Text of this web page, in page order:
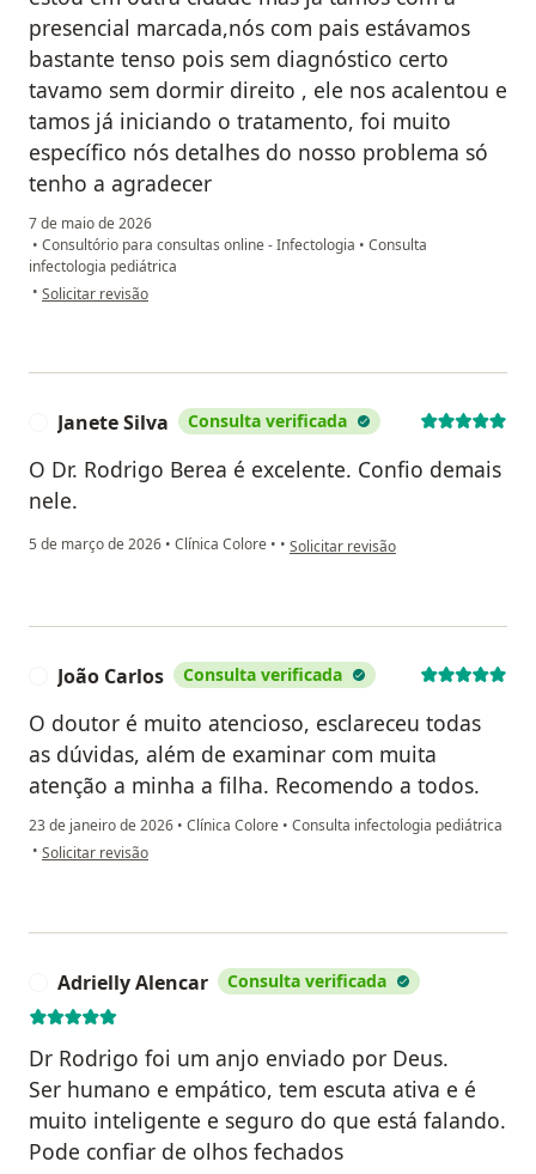
presencial marcada,nós com pais estávamos
bastante tenso pois sem diagnóstico certo
tavamo sem dormir direito , ele nos acalentou e
tamos já iniciando o tratamento, foi muito
específico nós detalhes do nosso problema só
tenho a agradecer
7 de maio de 2026
• Consultório para consultas online - Infectologia • Consulta
infectologia pediátrica
• na opinião do utilizador Tamires Farias
Solicitar revisão
Janete Silva Consulta verificada
O Dr. Rodrigo Berea é excelente. Confio demais
nele.
5 de março de 2026 • Clínica Colore • • na opinião do utilizador Janete Silva
Solicitar revisão
João Carlos Consulta verificada
O doutor é muito atencioso, esclareceu todas
as dúvidas, além de examinar com muita
atenção a minha a filha. Recomendo a todos.
23 de janeiro de 2026 • Clínica Colore • Consulta infectologia pediátrica
• na opinião do utilizador João Carlos
Solicitar revisão
Adrielly Alencar Consulta verificada
Dr Rodrigo foi um anjo enviado por Deus.
Ser humano e empático, tem escuta ativa e é
muito inteligente e seguro do que está falando.
Pode confiar de olhos fechados